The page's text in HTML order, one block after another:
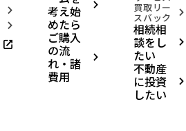
arrow_forward_ios
arrow_forward_ios
open_in_new
考え始
めたら
arrow_forward_ios
ご購入
の流
れ・諸
費用
arrow_forward_ios
買取リー
スバック arrow_forward_ios
相続相
談をし
たい
arrow_forward_ios
不動産
に投資
したい
arrow_forward_ios